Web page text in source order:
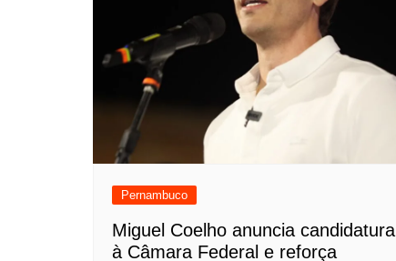
Pernambuco
Miguel Coelho anuncia candidatura
à Câmara Federal e reforça